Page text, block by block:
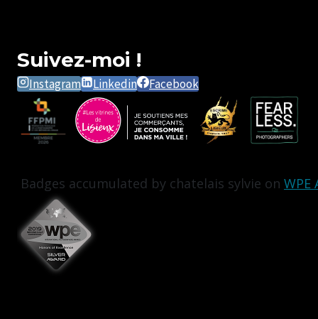
Suivez-moi !
Instagram Linkedin Facebook